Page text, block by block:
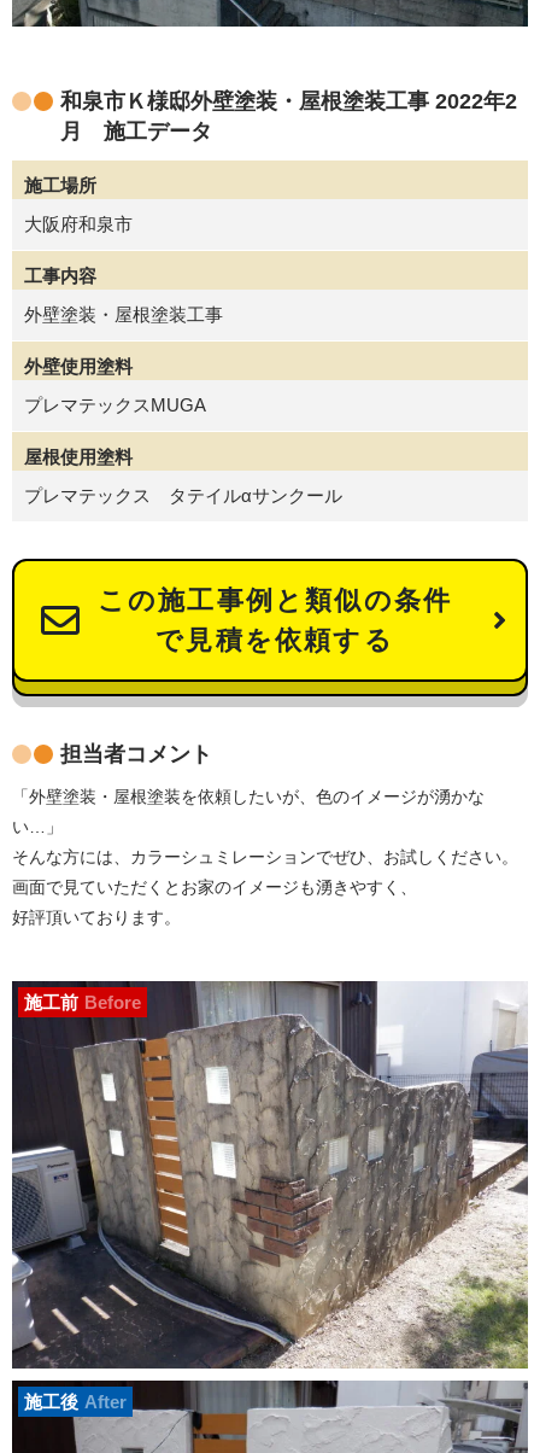
和泉市Ｋ様邸外壁塗装・屋根塗装工事 2022年2
月 施工データ
施工場所
大阪府和泉市
工事内容
外壁塗装・屋根塗装工事
外壁使用塗料
プレマテックスMUGA
屋根使用塗料
プレマテックス タテイルαサンクール
この施工事例と類似の条件
で見積を依頼する
担当者コメント
「外壁塗装・屋根塗装を依頼したいが、色のイメージが湧かな
い…」
そんな方には、カラーシュミレーションでぜひ、お試しください。
画面で見ていただくとお家のイメージも湧きやすく、
好評頂いております。
施工前 Before
施工後 After